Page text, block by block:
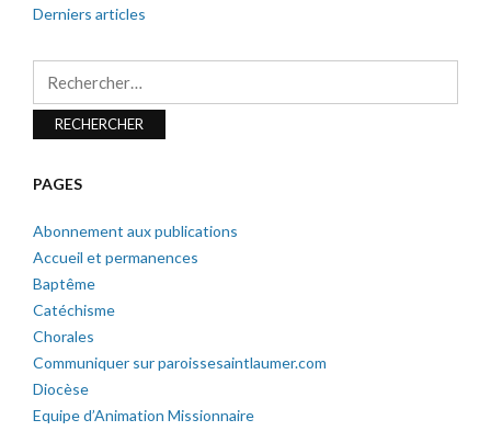
Derniers articles
PAGES
Abonnement aux publications
Accueil et permanences
Baptême
Catéchisme
Chorales
Communiquer sur paroissesaintlaumer.com
Diocèse
Equipe d’Animation Missionnaire